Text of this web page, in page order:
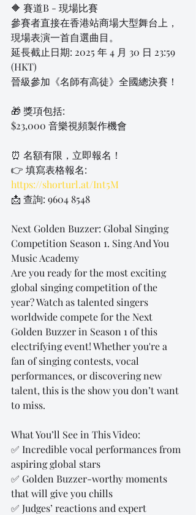
🔶 賽道B - 現場比賽
參賽者直接在香港站商場大型舞台上，
現場表演一首自選曲目。
延長截止日期: 2025 年 4 月 30 日 23:59
(HKT)
晉級參加《名師有高徒》全國總決賽！
🎁 獎項包括:
$23,000 音樂視頻製作機會
⏰ 名額有限，立即報名！
👉 填寫表格報名:
https://shorturl.at/Int5M
📩 查詢: 9604 8548
Next Golden Buzzer: Global Singing
Competition Season 1. Sing And You
Music Academy
Are you ready for the most exciting
global singing competition of the
year? Watch as talented singers
worldwide compete for the Next
Golden Buzzer in Season 1 of this
electrifying event! Whether you're a
fan of singing contests, vocal
performances, or discovering new
talent, this is the show you don’t want
to miss.
What You’ll See in This Video:
✅ Incredible vocal performances from
aspiring global stars
✅ Golden Buzzer-worthy moments
that will give you chills
✅ Judges’ reactions and expert